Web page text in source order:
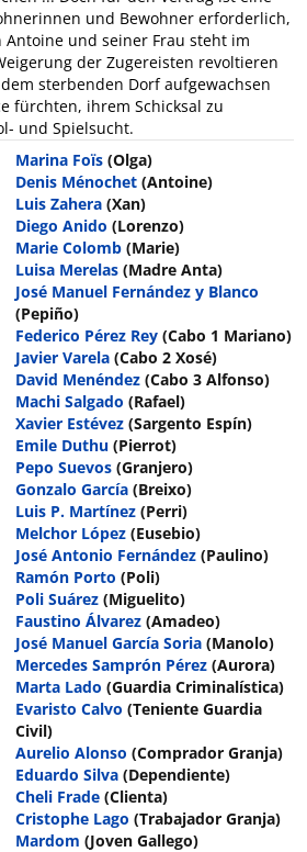
und Bewohner erforderlich,
und seiner Frau steht im
der Zugereisten revoltieren
sterbenden Dorf aufgewachsen
fürchten, ihrem Schicksal zu
und Spielsucht.
Marina Foïs (Olga)
Denis Ménochet (Antoine)
Luis Zahera (Xan)
Diego Anido (Lorenzo)
Marie Colomb (Marie)
Luisa Merelas (Madre Anta)
José Manuel Fernández y Blanco
(Pepiño)
Federico Pérez Rey (Cabo 1 Mariano)
Javier Varela (Cabo 2 Xosé)
David Menéndez (Cabo 3 Alfonso)
Machi Salgado (Rafael)
Xavier Estévez (Sargento Espín)
Emile Duthu (Pierrot)
Pepo Suevos (Granjero)
Gonzalo García (Breixo)
Luis P. Martínez (Perri)
Melchor López (Eusebio)
José Antonio Fernández (Paulino)
Ramón Porto (Poli)
Poli Suárez (Miguelito)
Faustino Álvarez (Amadeo)
José Manuel García Soria (Manolo)
Mercedes Samprón Pérez (Aurora)
Marta Lado (Guardia Criminalística)
Evaristo Calvo (Teniente Guardia
Civil)
Aurelio Alonso (Comprador Granja)
Eduardo Silva (Dependiente)
Cheli Frade (Clienta)
Cristophe Lago (Trabajador Granja)
Mardom (Joven Gallego)